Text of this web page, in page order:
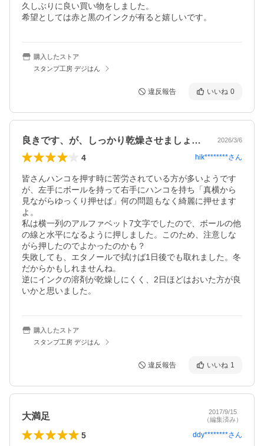
久しぶりに良い買い物をしました。
希望としては赤と黒のインクが有ると嬉しいです。
購入したストア
スタンプ工房 デジはん
違反報告 いいね 0
良きです、が、しっかり乾燥させましょう！ 2026/3/6
4 hik********さん
皆さんハンコを押す時に苦労されている方が多いようです
が、左手にボールを持って右手にハンコを持ち「真横から
見ながらゆっくり押せば」何の問題もなく綺麗に押せます
よ。
私は横一列のアルファベット7文字でしたので、ボールの他
の線と水平になるように押しました。このため、注意しな
がら押したのでよかったのかも？
失敗しても、エタノールで拭けば1日後でも取れました。冬
だからかもしれませんね。
逆にインクの溶剤が乾燥しにくく、2日ほどはおいた方が良
購入したストア
スタンプ工房 デジはん
違反報告 いいね 1
大満足
2017/9/15
（編集済み）
5 ddy********さん